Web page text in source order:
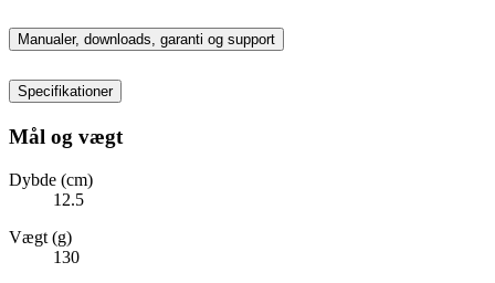
Manualer, downloads, garanti og support
Specifikationer
Mål og vægt
Dybde (cm)
12.5
Vægt (g)
130